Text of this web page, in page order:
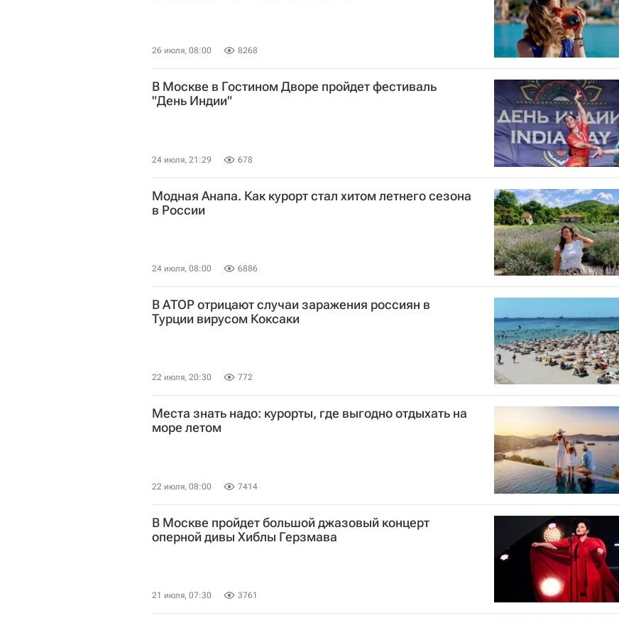
26 июля, 08:00 8268
В Москве в Гостином Дворе пройдет фестиваль
"День Индии"
24 июля, 21:29 678
Модная Анапа. Как курорт стал хитом летнего сезона
в России
24 июля, 08:00 6886
В АТОР отрицают случаи заражения россиян в
Турции вирусом Коксаки
22 июля, 20:30 772
Места знать надо: курорты, где выгодно отдыхать на
море летом
22 июля, 08:00 7414
В Москве пройдет большой джазовый концерт
оперной дивы Хиблы Герзмава
21 июля, 07:30 3761